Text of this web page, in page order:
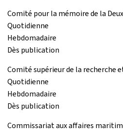
Comité pour la mémoire de la
Quotidienne
Hebdomadaire
Dès publication
Comité supérieur de la recherche
Quotidienne
Hebdomadaire
Dès publication
Commissariat aux affaires